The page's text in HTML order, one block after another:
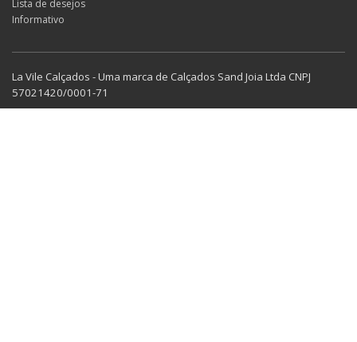
Lista de desejos
Informativo
La Vile Calçados - Uma marca de Calçados Sand Joia Ltda CNPJ
57021420/0001-71